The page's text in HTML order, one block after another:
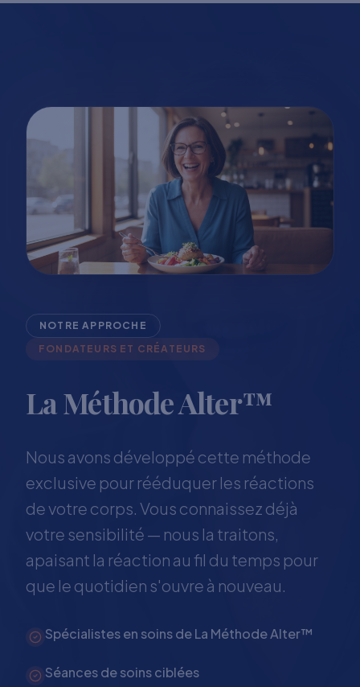
NOTRE APPROCHE
FONDATEURS ET CRÉATEURS
La Méthode Alter™
Nous avons développé cette méthode
exclusive pour rééduquer les réactions
de votre corps. Vous connaissez déjà
votre sensibilité — nous la traitons,
apaisant la réaction au fil du temps pour
que le quotidien s'ouvre à nouveau.
Spécialistes en soins de La Méthode Alter™
Séances de soins ciblées